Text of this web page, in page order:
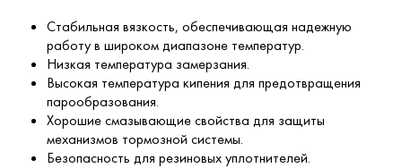
Стабильная вязкость, обеспечивающая надежную
работу в широком диапазоне температур.
Низкая температура замерзания.
Высокая температура кипения для предотвращения
парообразования.
Хорошие смазывающие свойства для защиты
механизмов тормозной системы.
Безопасность для резиновых уплотнителей.